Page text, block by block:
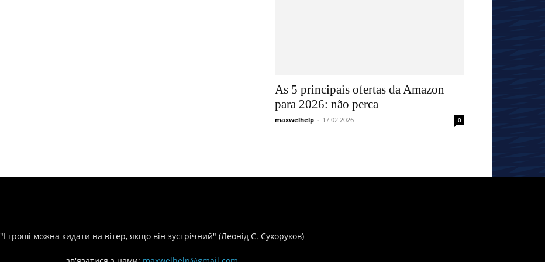
As 5 principais ofertas da Amazon
para 2026: não perca
maxwelhelp - 17.02.2026 0
"І гроші можна кидати на вітер, якщо він зустрічний" (Леонід С. Сухоруков)